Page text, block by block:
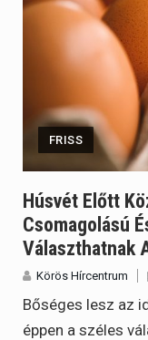
FRISS
Húsvét Előtt
Csomagolású
Választhatnak
Körös Hírcentrum
Bőséges lesz az
éppen a széles